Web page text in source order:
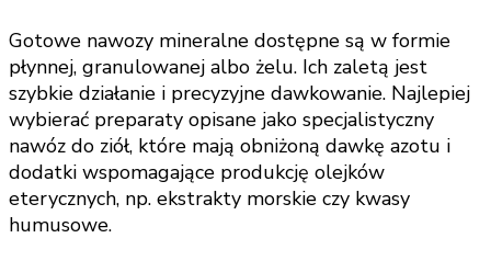
Gotowe nawozy mineralne dostępne są w formie
płynnej, granulowanej albo żelu. Ich zaletą jest
szybkie działanie i precyzyjne dawkowanie. Najlepiej
wybierać preparaty opisane jako specjalistyczny
nawóz do ziół, które mają obniżoną dawkę azotu i
dodatki wspomagające produkcję olejków
eterycznych, np. ekstrakty morskie czy kwasy
humusowe.